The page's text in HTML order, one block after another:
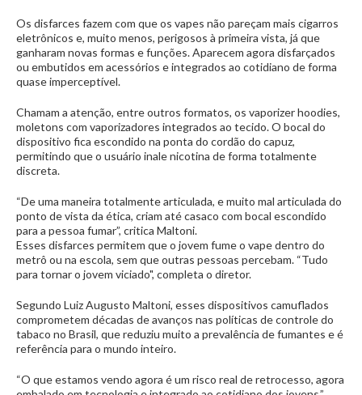
Os disfarces fazem com que os vapes não pareçam mais cigarros
eletrônicos e, muito menos, perigosos à primeira vista, já que
ganharam novas formas e funções. Aparecem agora disfarçados
ou embutidos em acessórios e integrados ao cotidiano de forma
quase imperceptível.
Chamam a atenção, entre outros formatos, os vaporizer hoodies,
moletons com vaporizadores integrados ao tecido. O bocal do
dispositivo fica escondido na ponta do cordão do capuz,
permitindo que o usuário inale nicotina de forma totalmente
discreta.
“De uma maneira totalmente articulada, e muito mal articulada do
ponto de vista da ética, criam até casaco com bocal escondido
para a pessoa fumar”, critica Maltoni.
Esses disfarces permitem que o jovem fume o vape dentro do
metrô ou na escola, sem que outras pessoas percebam. “Tudo
para tornar o jovem viciado", completa o diretor.
Segundo Luiz Augusto Maltoni, esses dispositivos camuflados
comprometem décadas de avanços nas políticas de controle do
tabaco no Brasil, que reduziu muito a prevalência de fumantes e é
referência para o mundo inteiro.
“O que estamos vendo agora é um risco real de retrocesso, agora